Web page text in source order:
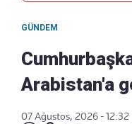
GÜNDEM
Arabistan'a
07 Ağustos, 2026 - 12:32